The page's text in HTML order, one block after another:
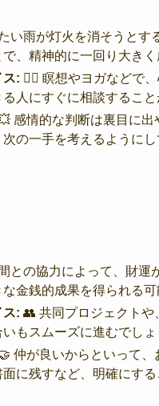
い雨が灯火を消そうとす
、精神的に一回り大きく
ス: 🧘‍♀️ 瞑想やヨガなどで
人にすぐに相談すること
感情的な判断は裏目に
の一手を考えるようにし
との協力によって、財運
金銭的成果を得られる可
ス: 👥 共同プロジェクト
もスムーズに進むでしょ
仲が良いからといって、
に残すなど、明確にする